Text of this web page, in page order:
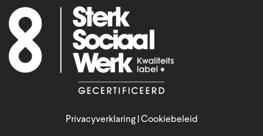
Privacyverklaring| Cookiebeleid